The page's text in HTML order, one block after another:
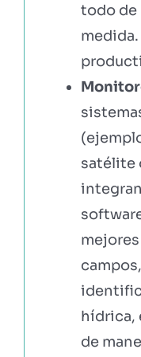
todo de
satélite
hídrica,
de